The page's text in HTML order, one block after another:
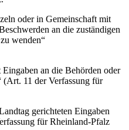
oder in Gemeinschaft mit
an die zuständigen
wenden“
Eingaben an die Behörden oder
(Art. 11 der Verfassung für
gerichteten Eingaben
für Rheinland-Pfalz